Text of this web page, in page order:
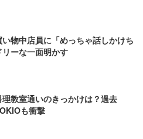
物中店員に「めっちゃ話しかけち
ーな一面明かす
教室通いのきっかけは？過去
も衝撃